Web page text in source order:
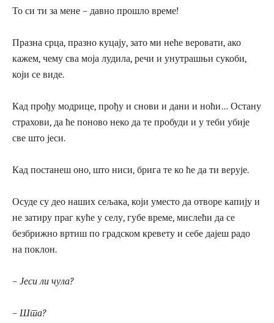
То си ти за мене – давно прошло време!
Празна срца, празно куцају, зато ми неће веровати, ако
кажем, чему сва моја лудила, речи и унутрашњи сукоби,
који се виде.
Кад прођу модрице, прођу и снови и дани и ноћи… Остану
страхови, да ће поново неко да те пробуди и у теби убије
све што јеси.
Кад постанеш оно, што ниси, брига те ко ће да ти верује.
Осуде су део наших сељака, који уместо да отворе капију и
не затиру праг куће у селу, губе време, мислећи да се
безбрижно вртиш по градском кревету и себе дајеш радо
на поклон.
– Јеси ли чула?
– Шта?